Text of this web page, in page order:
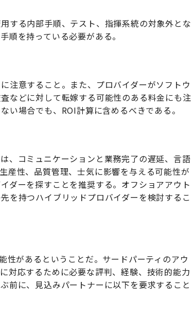
する内部手順、テスト、指揮系統の対象外とな
順を持っている必要がある。
注意すること。また、プロバイダーがソフトウ
などに対して転嫁する可能性のある料金にも注
い場合でも、ROI計算に含めるべきである。
、コミュニケーションと業務完了の遅延、言語
産性、品質管理、士気に影響を与える可能性が
ダーを探すことを推奨する。オフショアアウト
を持つハイブリッドプロバイダーを検討するこ
性があるということだ。サードパーティのアウ
対応するために必要な評判、経験、技術的能力
前に、見込みパートナーに以下を要求すること